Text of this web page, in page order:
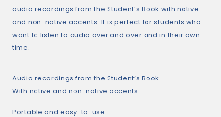
audio recordings from the Student’s Book with native
and non-native accents. It is perfect for students who
want to listen to audio over and over and in their own
time.
Audio recordings from the Student’s Book
With native and non-native accents
Portable and easy-to-use